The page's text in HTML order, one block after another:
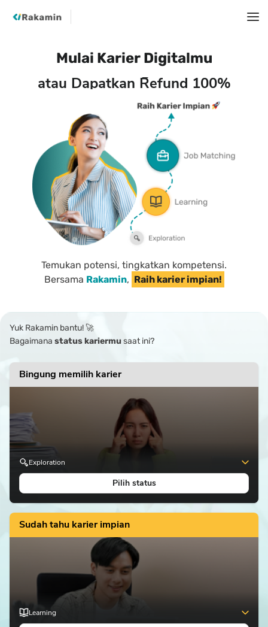
Mulai Karier Digitalmu
dalam Hitungan Bulan
atau Dapatkan Refund 100%
Temukan potensi, tingkatkan kompetensi.
Bersama Rakamin, Raih karier impian!
Yuk Rakamin bantu! 🚀
Bagaimana status kariermusaat ini?
Bingung memilih karier
Exploration
Ketahui potensi diri hingga karier yang sesuai denganmu!
Pilih status
Sudah tahu karier impian
Learning